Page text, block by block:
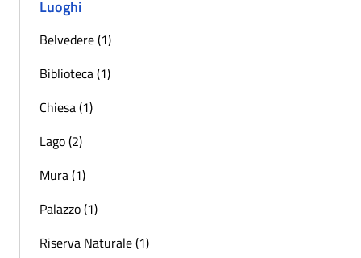
Luoghi
Belvedere (1)
Biblioteca (1)
Chiesa (1)
Lago (2)
Mura (1)
Palazzo (1)
Riserva Naturale (1)